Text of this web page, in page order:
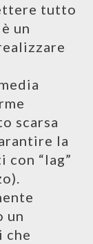
tutto
un
scarsa
la
“lag”
un
che